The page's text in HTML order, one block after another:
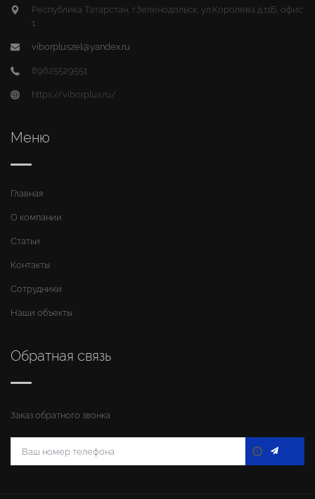
Республика Татарстан, г.Зеленодольск, ул.Королева д.11Б, офис
1
viborpluszel@yandex.ru
89625529551
https://viborplus.ru/
Меню
Главная
О компании
Статьи
Контакты
Сотрудники
Наши объекты
Обратная связь
Заказ обратного звонка